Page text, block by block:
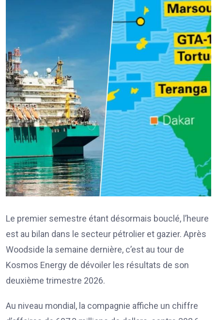
Le premier semestre étant désormais bouclé, l’heure
est au bilan dans le secteur pétrolier et gazier. Après
Woodside la semaine dernière, c’est au tour de
Kosmos Energy de dévoiler les résultats de son
deuxième trimestre 2026.
Au niveau mondial, la compagnie affiche un chiffre